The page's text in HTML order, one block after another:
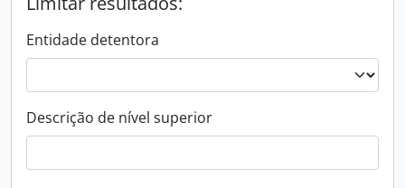
Entidade detentora
Descrição de nível superior